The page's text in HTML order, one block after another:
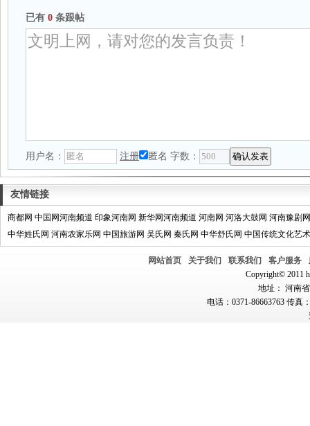
已有 0 条跟帖
用户名： 注册 匿名 字数：
友情链接
商都网 中国网河南频道 印象河南网 新华网河南频道 河南网 河洛大鼓网 河南豫剧网
中华姓氏网 河南农家乐网 中国旅游网 吴氏网 秦氏网 中华舒氏网 中国传统文化艺
网站首页 关于我们 联系我们 客户服务
Copyright© 2011
地址： 河南
电话：0371-86663763 传真